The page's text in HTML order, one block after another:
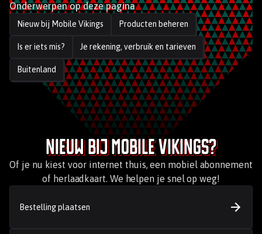
Onderwerpen op deze pagina
Nieuw bij Mobile Vikings Producten beheren
Is er iets mis? Je rekening, verbruik en tarieven
Buitenland
Nieuw bij Mobile Vikings?
Of je nu kiest voor internet thuis, een mobiel abonnement
of herlaadkaart. We helpen je snel op weg!
Bestelling plaatsen